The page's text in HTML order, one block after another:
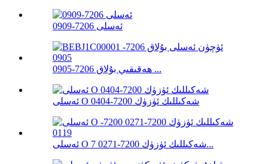
ئەسلى 7206-0909
ھەقىقىي بۇلاق 7206-0905 ...
ئەسلى O شەكىللىك ئۈزۈك 7200-0404
ئەسلى O شەكىللىك ئۈزۈك 7200-0271 7...